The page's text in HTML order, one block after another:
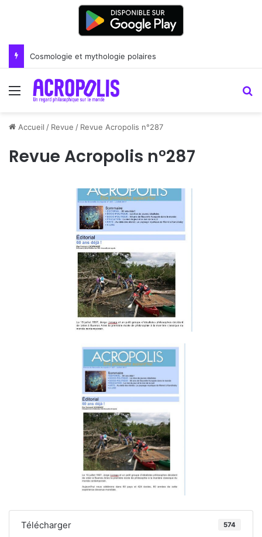
Renoir : la peinture comme un art du lien
Menu
Accueil / Revue / Revue Acropolis n°287
Revue Acropolis n°287
Télécharger 574